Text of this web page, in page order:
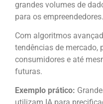
grandes volumes de
para os empreendedores.
Com algoritmos
tendências de mercado,
consumidores e até
futuras.
Exemplo prático: